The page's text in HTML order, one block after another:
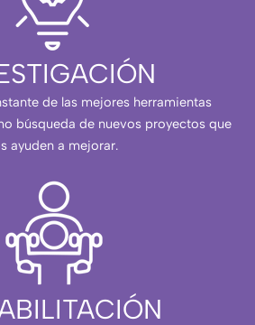
de las mejores herramientas
búsqueda de nuevos proyectos que
ayuden a mejorar.